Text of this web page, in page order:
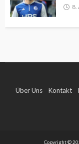
8.
Über Uns Kontakt
Copyright ©